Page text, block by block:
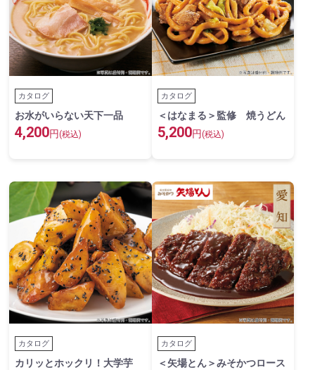
カタログ
お水がいらない天下一品
4,200円 (税込)
カタログ
＜はなまる＞監修 焼うどん
5,200円 (税込)
カタログ
カリッとホックリ！大学芋
カタログ
＜矢場とん＞みそかつロース